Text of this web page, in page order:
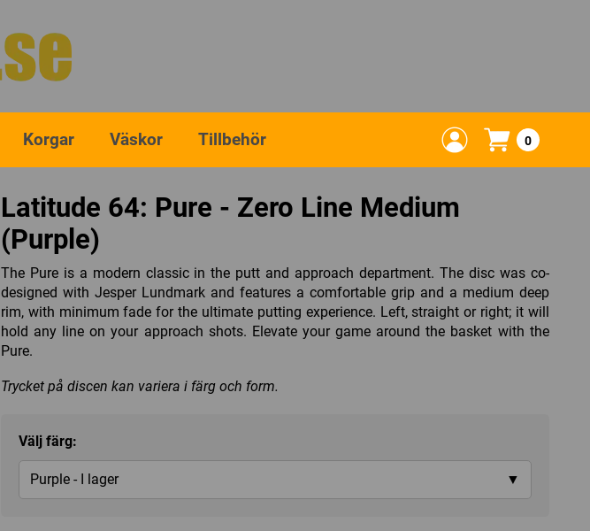
Korgar Väskor Tillbehör 0
Latitude 64: Pure - Zero Line Medium
(Purple)
The Pure is a modern classic in the putt and approach department. The disc was co-
designed with Jesper Lundmark and features a comfortable grip and a medium deep
rim, with minimum fade for the ultimate putting experience. Left, straight or right; it will
hold any line on your approach shots. Elevate your game around the basket with the
Pure.
Trycket på discen kan variera i färg och form.
Välj färg:
Purple - I lager ▼